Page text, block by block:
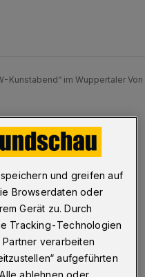
Kunstabend“ im Wuppertaler
laden erneut
Turmhof 8 ein. Der
Donnerstag (16. Januar
können alle
wie an jedem dritten
und greifen auf
Browserdaten oder
Gerät zu. Durch
Tracking-Technologien
verarbeiten
aufgeführten